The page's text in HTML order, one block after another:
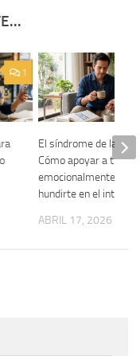
1
El síndrome de la
Cómo apoyar a tu
emocionalmente sin
hundirte en el intento
ABRIL 17, 2026